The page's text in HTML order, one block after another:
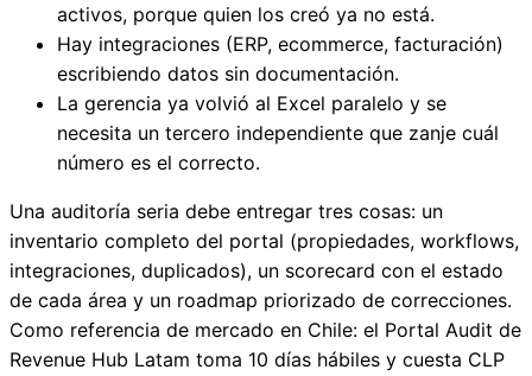
activos, porque quien los creó ya no está.
Hay integraciones (ERP, ecommerce, facturación)
escribiendo datos sin documentación.
La gerencia ya volvió al Excel paralelo y se
necesita un tercero independiente que zanje cuál
número es el correcto.
Una auditoría seria debe entregar tres cosas: un
inventario completo del portal (propiedades, workflows,
integraciones, duplicados), un scorecard con el estado
de cada área y un roadmap priorizado de correcciones.
Como referencia de mercado en Chile: el Portal Audit de
Revenue Hub Latam toma 10 días hábiles y cuesta CLP